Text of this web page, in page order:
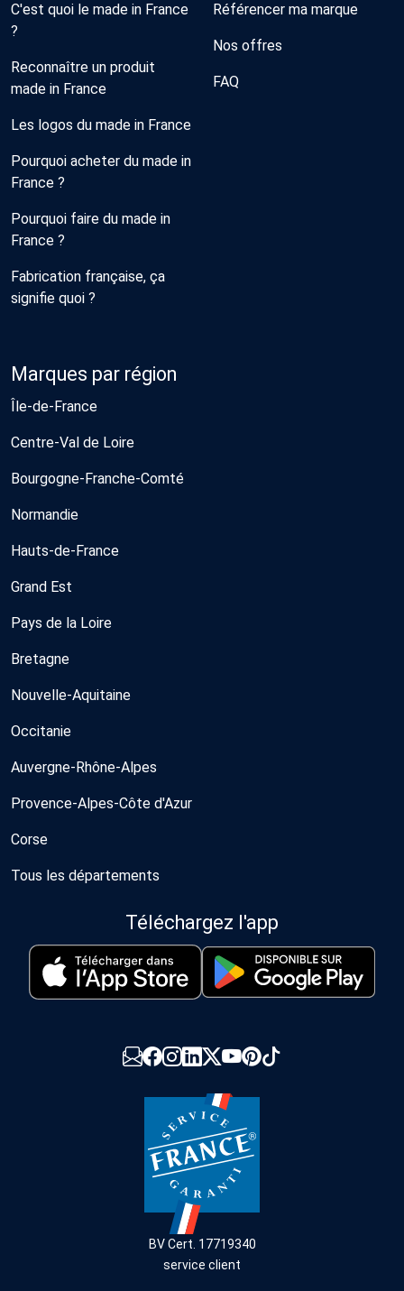
C'est quoi le made in France
?
Reconnaître un produit
made in France
Les logos du made in France
Pourquoi acheter du made in
France ?
Pourquoi faire du made in
France ?
Fabrication française, ça
signifie quoi ?
Référencer ma marque
Nos offres
FAQ
Marques par région
Île-de-France
Centre-Val de Loire
Bourgogne-Franche-Comté
Normandie
Hauts-de-France
Grand Est
Pays de la Loire
Bretagne
Nouvelle-Aquitaine
Occitanie
Auvergne-Rhône-Alpes
Provence-Alpes-Côte d'Azur
Corse
Tous les départements
Téléchargez l'app
BV Cert. 17719340
service client